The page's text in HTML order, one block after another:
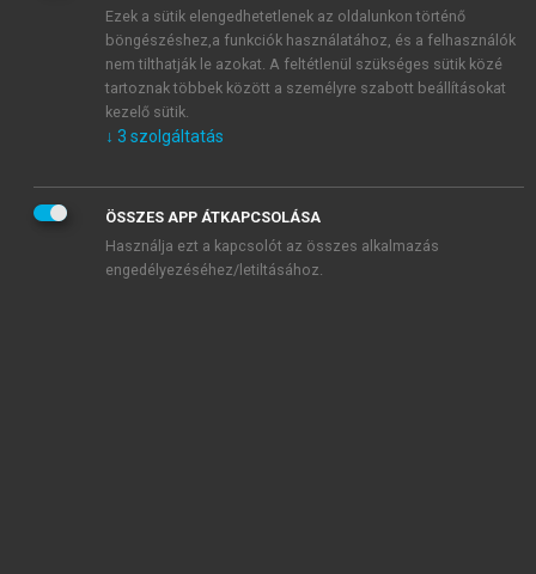
veszem és elfogadom.
Általános vásárlási feltételeket, valamint a szotar.netés a
mersz.huoldalak licencszerződéseiben foglaltakat
tudomásul veszem és elfogadom.
KIPRÓBÁLOM
Ezek a sütik elengedhetetlenek az oldalunkon történő
böngészéshez,a funkciók használatához, és a felhasználók
nem tilthatják le azokat. A feltétlenül szükséges sütik közé
tartoznak többek között a személyre szabott beállításokat
kezelő sütik.
↓ 3 szolgáltatás
ÖSSZES APP ÁTKAPCSOLÁSA
Használja ezt a kapcsolót az összes alkalmazás
engedélyezéséhez/letiltásához.